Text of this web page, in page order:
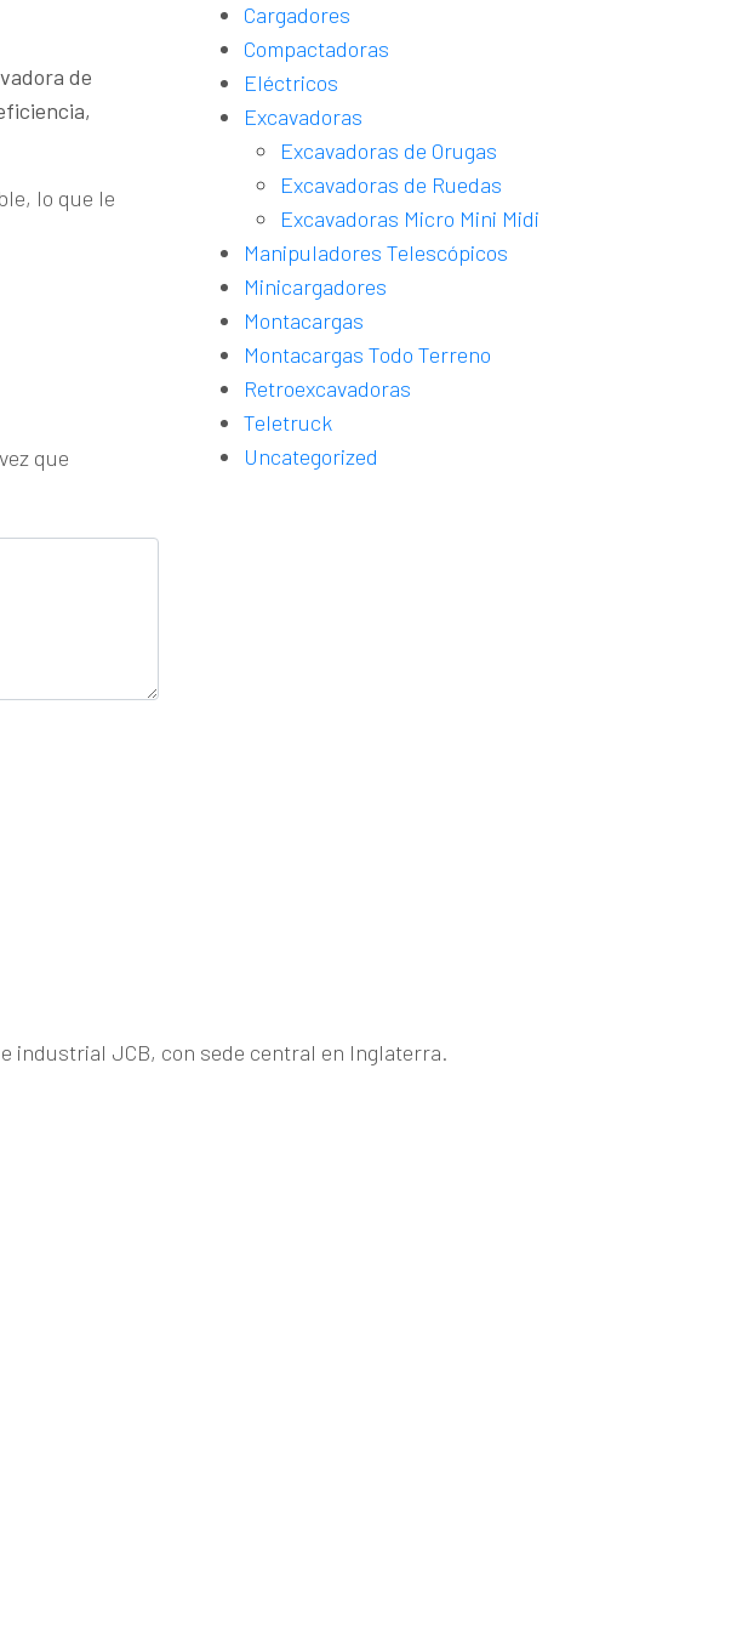
de
lo que le
que
Cargadores
Compactadoras
Eléctricos
Excavadoras
Excavadoras de Orugas
Excavadoras de Ruedas
Excavadoras Micro Mini Midi
Manipuladores Telescópicos
Minicargadores
Montacargas
Montacargas Todo Terreno
Retroexcavadoras
Teletruck
Uncategorized
industrial JCB, con sede central en Inglaterra.